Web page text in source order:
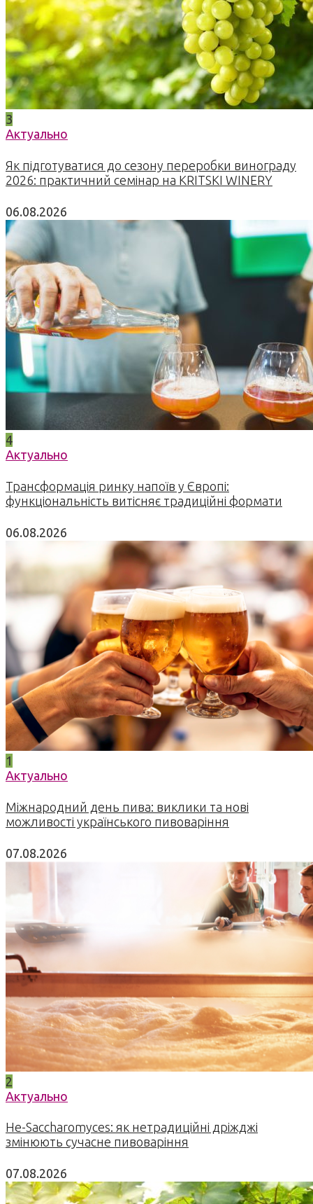
3
Актуально
Як підготуватися до сезону переробки винограду
2026: практичний семінар на KRITSKI WINERY
06.08.2026
4
Актуально
Трансформація ринку напоїв у Європі:
функціональність витісняє традиційні формати
06.08.2026
1
Актуально
Міжнародний день пива: виклики та нові
можливості українського пивоваріння
07.08.2026
2
Актуально
Не-Saccharomyces: як нетрадиційні дріжджі
змінюють сучасне пивоваріння
07.08.2026